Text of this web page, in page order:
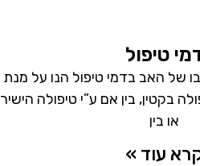
טיפול
של האב בדמי טיפול הנו על מנת
בקטין, בין אם ע”י טיפולה הישיר
או בין
עוד »